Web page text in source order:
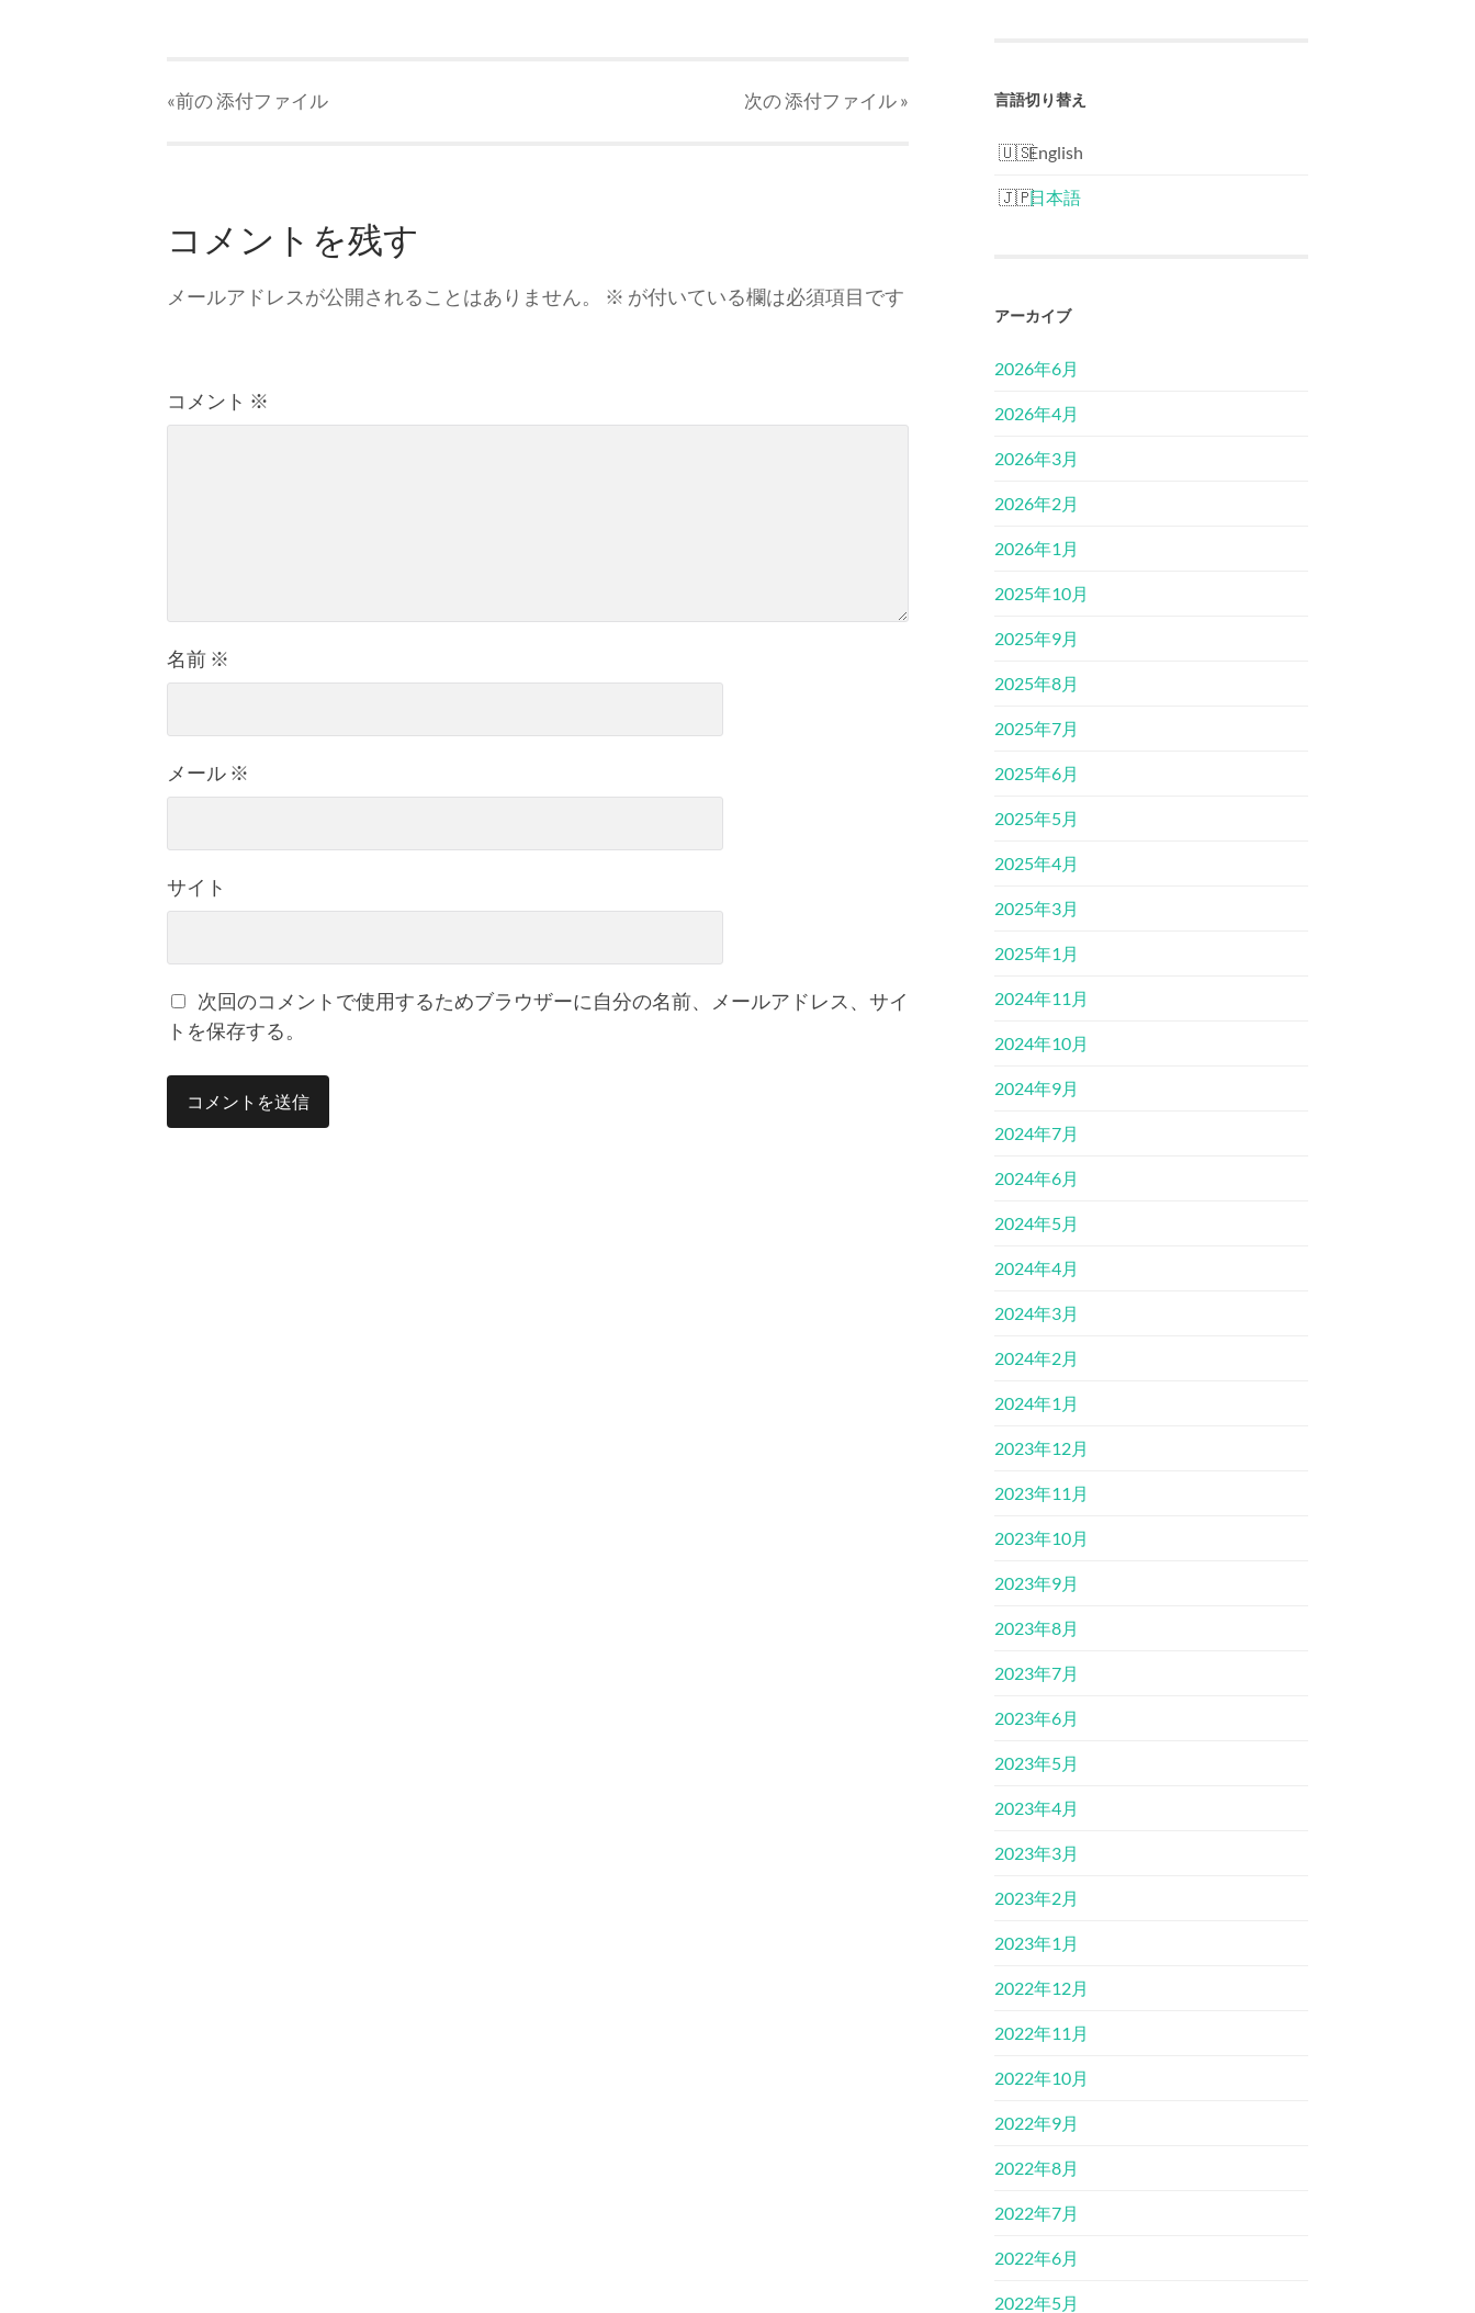
«前の添付ファイル 次の添付ファイル»
コメントを残す
メールアドレスが公開されることはありません。 ※ が付いている欄は必須項目です
コメント ※
名前 ※
メール ※
サイト
次回のコメントで使用するためブラウザーに自分の名前、メールアドレス、サイ
トを保存する。
言語切り替え
English
日本語
アーカイブ
2026年6月
2026年4月
2026年3月
2026年2月
2026年1月
2025年10月
2025年9月
2025年8月
2025年7月
2025年6月
2025年5月
2025年4月
2025年3月
2025年1月
2024年11月
2024年10月
2024年9月
2024年7月
2024年6月
2024年5月
2024年4月
2024年3月
2024年2月
2024年1月
2023年12月
2023年11月
2023年10月
2023年9月
2023年8月
2023年7月
2023年6月
2023年5月
2023年4月
2023年3月
2023年2月
2023年1月
2022年12月
2022年11月
2022年10月
2022年9月
2022年8月
2022年7月
2022年6月
2022年5月